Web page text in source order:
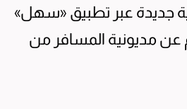
جديدة عبر تطبيق «سهل»
عن مديونية المسافر من